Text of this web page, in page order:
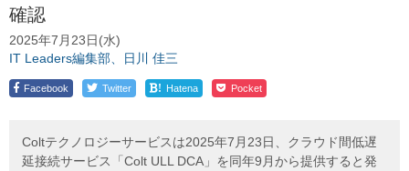
確認
2025年7月23日(水)
IT Leaders編集部、日川 佳三
Facebook Twitter ! Hatena Pocket
Coltテクノロジーサービスは2025年7月23日、クラウド間低遅
延接続サービス「Colt ULL DCA」を同年9月から提供すると発